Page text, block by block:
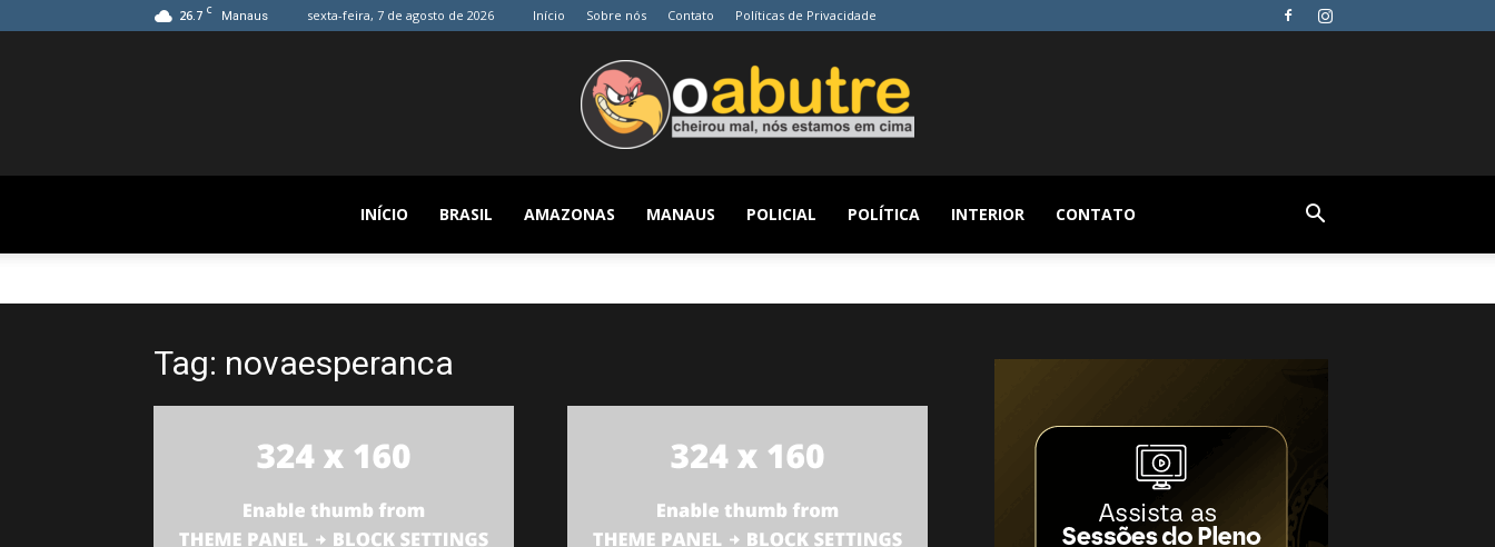
26.7 C Manaus sexta-feira, 7 de agosto de 2026 Início Sobre nós Contato Políticas de Privacidade
O
da
INÍCIO BRASIL AMAZONAS MANAUS POLICIAL POLÍTICA INTERIOR CONTATO
Tag: novaesperanca